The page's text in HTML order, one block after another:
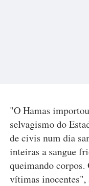
"O Hamas
selvagismo do
de civis num dia
inteiras a sangue
queimando corpos.
vítimas inocentes",